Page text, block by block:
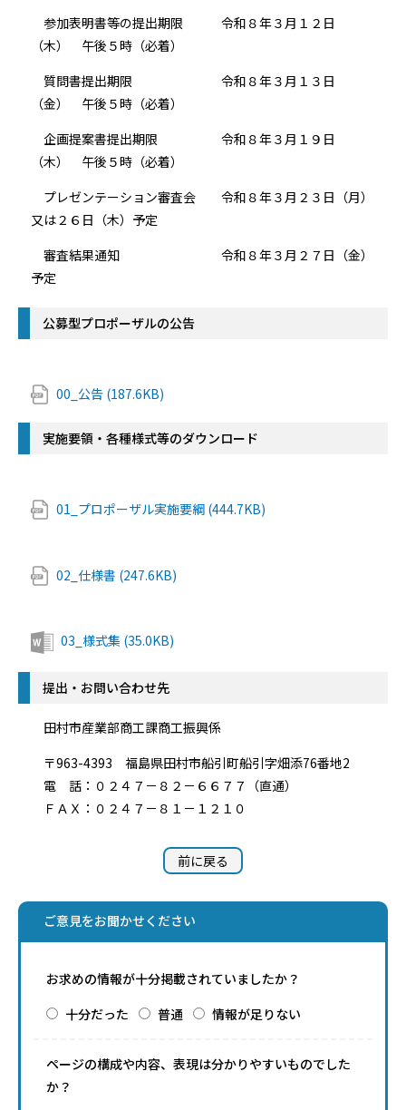
参加表明書等の提出期限 令和８年３月１２日
（木） 午後５時（必着）
質問書提出期限 令和８年３月１３日
（金） 午後５時（必着）
企画提案書提出期限 令和８年３月１９日
（木） 午後５時（必着）
プレゼンテーション審査会 令和８年３月２３日（月）
又は２６日（木）予定
審査結果通知 令和８年３月２７日（金）
予定
公募型プロポーザルの公告
00_公告 (187.6KB)
実施要領・各種様式等のダウンロード
01_プロポーザル実施要綱 (444.7KB)
02_仕様書 (247.6KB)
03_様式集 (35.0KB)
提出・お問い合わせ先
田村市産業部商工課商工振興係
〒963-4393 福島県田村市船引町船引字畑添76番地2
電 話：０２４７－８２－６６７７（直通）
ＦＡＸ：０２４７－８１－１２１０
前に戻る
ご意見をお聞かせください
お求めの情報が十分掲載されていましたか？
十分だった
普通 情報が足りない
ページの構成や内容、表現は分かりやすいものでした
か？